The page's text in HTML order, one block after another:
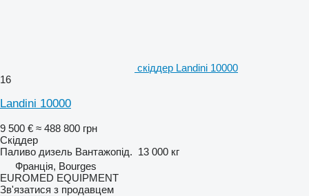
скіддер Landini 10000
16
Landini 10000
9 500 € ≈ 488 800 грн
Скіддер
Паливо дизель Вантажопід. 13 000 кг
Франція, Bourges
EUROMED EQUIPMENT
Зв'язатися з продавцем